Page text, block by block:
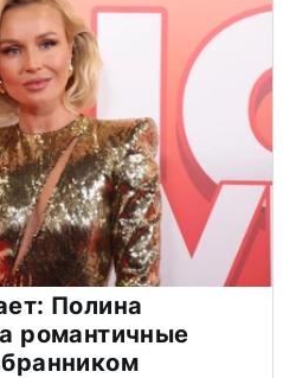
Полина
романтичные